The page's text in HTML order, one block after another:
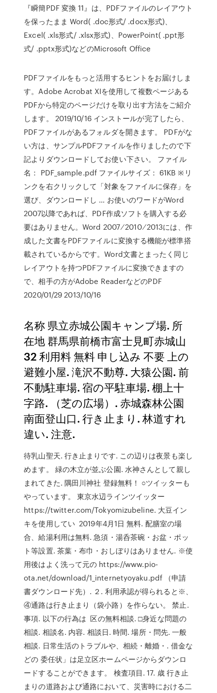
『瞬簡PDF 変換 11』は、PDFファイルのレイアウト
を保ったまま Word( .doc形式/ .docx形式)、
Excel( .xls形式/ .xlsx形式)、PowerPoint( .ppt形
式/ .pptx形式)などのMicrosoft Office
PDFファイルをもっと活用するヒントをお届けしま
す。Adobe Acrobat XIを使用して複数ページある
PDFから特定のページだけを取り出す方法をご紹介
します。 2019/10/16 インストールが完了したら、
PDFファイルがあるフォルダを開きます。 PDFがな
い方は、サンプルPDFファイルを作りましたので下
記よりダウンロードしてお使い下さい。 ファイル
名： PDF_sample.pdf ファイルサイズ： 61KB ※リ
ンクを右クリックして「対象をファイルに保存」を
選び、ダウンロードし … お使いのワードがWord
2007以降であれば、PDF作成ソフトを購入する必
要はありません。Word 2007 ⁄ 2010 ⁄ 2013には、作
成した文書をPDFファイルに変換する機能が標準搭
載されているからです。Word文書とまったく同じ
レイアウトを持つPDFファイルに変換できますの
で、相手の方がAdobe ReaderなどのPDF
2020/01/29 2013/10/16
名称 県立赤城公園キャンプ場. 所
在地 群馬県前橋市富士見町赤城山
32 利用料 無料 申し込み 不要 上の
避難小屋. 滝沢不動尊. 大猿公園. 前
不動駐車場. 宿の平駐車場. 棚上十
字路. （芝の広場）. 赤城森林公園
南面登山口. 行き止まり. 林道すれ
違い. 注意.
待乳山聖天. 行き止まりです. この辺りは夜景も楽し
めます。 緑の木立が並ぶ公園. 水神さんとして親し
まれてきた. 隅田川神社 登録無料！ ○ツイッターも
やっています。 東京水辺ラインツイッター
https://twitter.com/Tokyomizubeline. 大豆イン
キを使用してい 2019年4月1日 無料. 配膳室の場
合、給湯利用は無料. 急須・湯呑茶碗・お盆・ポッ
ト等設置. 茶葉・布巾・おしぼりはありません. ※使
用後はよく洗って元の https://www.pio-
ota.net/download/1_internetyoyaku.pdf （申請
書ダウンロード先）. ２. 利用承認が得られると※、
④通路は行き止まり（袋小路）を作らない。 禁止.
事項. 以下の行為は 区の無料相談. □身近な問題の
相談. 相談名. 内容. 相談日. 時間. 場所・問先. 一般
相談. 日常生活のトラブルや、相続・離婚・. 借金な
どの 委任状」は足立区ホームページからダウンロ
ードすることができます。 検査項目. 17. 歳 行き止
まりの道路および通路において、災害時における二